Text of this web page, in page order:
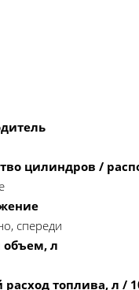
цилиндров /
спереди
объем, л
топлива, л /